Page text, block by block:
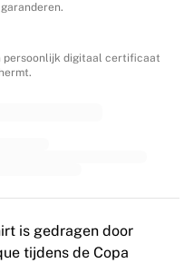
persoonlijk digitaal certificaat
is gedragen door
tijdens de Copa